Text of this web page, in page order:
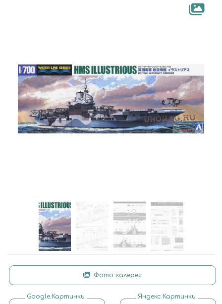
Фото галерея
Google.Картинки
Яндекс.Картинки